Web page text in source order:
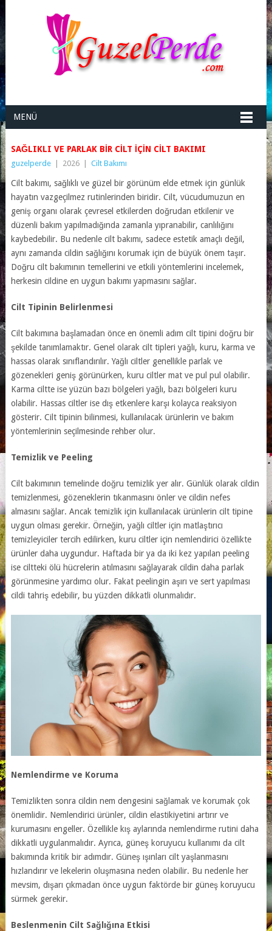
MENÜ
SAĞLIKLI VE PARLAK BIR CILT İÇIN CILT BAKIMI
guzelperde 2026 Cilt Bakımı
Cilt bakımı, sağlıklı ve güzel bir görünüm elde etmek için günlük
hayatın vazgeçilmez rutinlerinden biridir. Cilt, vücudumuzun en
geniş organı olarak çevresel etkilerden doğrudan etkilenir ve
düzenli bakım yapılmadığında zamanla yıpranabilir, canlılığını
kaybedebilir. Bu nedenle cilt bakımı, sadece estetik amaçlı değil,
aynı zamanda cildin sağlığını korumak için de büyük önem taşır.
Doğru cilt bakımının temellerini ve etkili yöntemlerini incelemek,
herkesin cildine en uygun bakımı yapmasını sağlar.
Cilt Tipinin Belirlenmesi
Cilt bakımına başlamadan önce en önemli adım cilt tipini doğru bir
şekilde tanımlamaktır. Genel olarak cilt tipleri yağlı, kuru, karma ve
hassas olarak sınıflandırılır. Yağlı ciltler genellikle parlak ve
gözenekleri geniş görünürken, kuru ciltler mat ve pul pul olabilir.
Karma ciltte ise yüzün bazı bölgeleri yağlı, bazı bölgeleri kuru
olabilir. Hassas ciltler ise dış etkenlere karşı kolayca reaksiyon
gösterir. Cilt tipinin bilinmesi, kullanılacak ürünlerin ve bakım
yöntemlerinin seçilmesinde rehber olur.
Temizlik ve Peeling
Cilt bakımının temelinde doğru temizlik yer alır. Günlük olarak cildin
temizlenmesi, gözeneklerin tıkanmasını önler ve cildin nefes
almasını sağlar. Ancak temizlik için kullanılacak ürünlerin cilt tipine
uygun olması gerekir. Örneğin, yağlı ciltler için matlaştırıcı
temizleyiciler tercih edilirken, kuru ciltler için nemlendirici özellikte
ürünler daha uygundur. Haftada bir ya da iki kez yapılan peeling
ise ciltteki ölü hücrelerin atılmasını sağlayarak cildin daha parlak
görünmesine yardımcı olur. Fakat peelingin aşırı ve sert yapılması
cildi tahriş edebilir, bu yüzden dikkatli olunmalıdır.
Nemlendirme ve Koruma
Temizlikten sonra cildin nem dengesini sağlamak ve korumak çok
önemlidir. Nemlendirici ürünler, cildin elastikiyetini artırır ve
kurumasını engeller. Özellikle kış aylarında nemlendirme rutini daha
dikkatli uygulanmalıdır. Ayrıca, güneş koruyucu kullanımı da cilt
bakımında kritik bir adımdır. Güneş ışınları cilt yaşlanmasını
hızlandırır ve lekelerin oluşmasına neden olabilir. Bu nedenle her
mevsim, dışarı çıkmadan önce uygun faktörde bir güneş koruyucu
sürmek gerekir.
Beslenmenin Cilt Sağlığına Etkisi